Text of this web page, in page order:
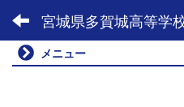
宮城県多賀城高等学
メニュー